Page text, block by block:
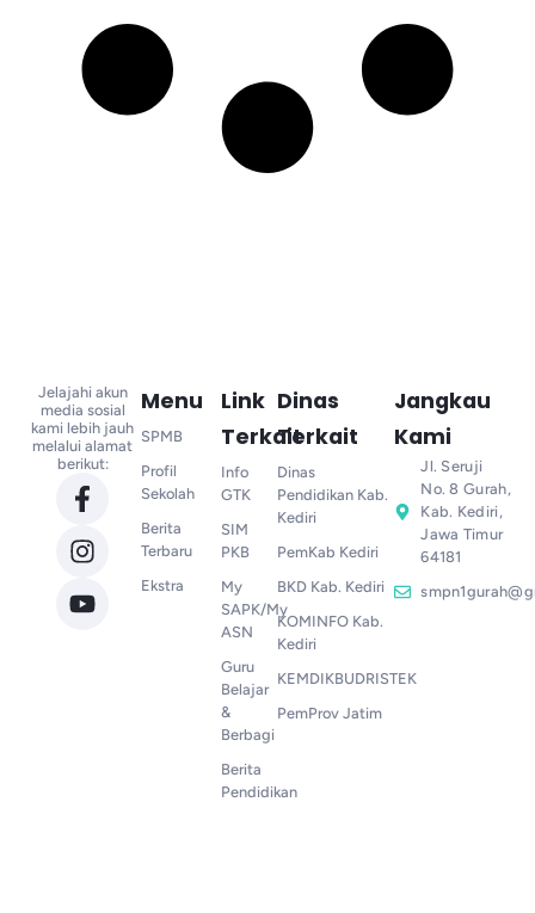
Jelajahi akun
media sosial
kami lebih jauh
melalui alamat
berikut:
Menu
SPMB
Profil
Sekolah
Berita
Terbaru
Ekstra
Link
Terkait
Info
GTK
SIM
PKB
My
SAPK/My
ASN
Guru
Belajar
&
Berbagi
Berita
Pendidikan
Dinas
Terkait
Dinas
Pendidikan Kab.
Kediri
PemKab Kediri
BKD Kab. Kediri
KOMINFO Kab.
Kediri
KEMDIKBUDRISTEK
PemProv Jatim
Jangkau
Kami
Jl. Seruji
No. 8 Gurah,
Kab. Kediri,
Jawa Timur
64181